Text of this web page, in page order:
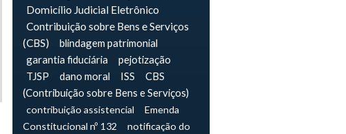
Domicílio Judicial Eletrônico
Contribuição sobre Bens e Serviços
(CBS)
blindagem patrimonial
garantia fiduciária
pejotização
TJSP
dano moral ISS
CBS
(Contribuição sobre Bens e Serviços)
contribuição assistencial
Emenda
Constitucional nº 132
notificação do